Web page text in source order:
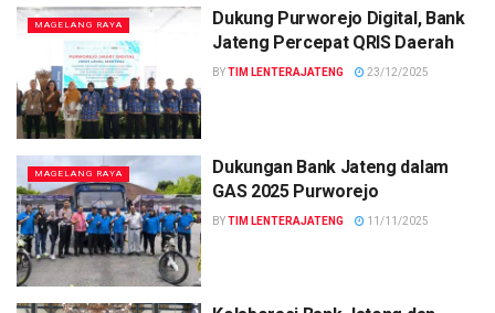
MAGELANG RAYA
Dukung Purworejo Digital, Bank
Jateng Percepat QRIS Daerah
BYTIM LENTERAJATENG 23/12/2025
MAGELANG RAYA
Dukungan Bank Jateng dalam
GAS 2025 Purworejo
BYTIM LENTERAJATENG 11/11/2025